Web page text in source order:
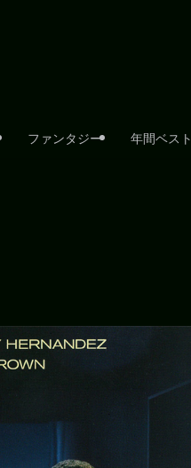
ファンタジー 年間ベスト